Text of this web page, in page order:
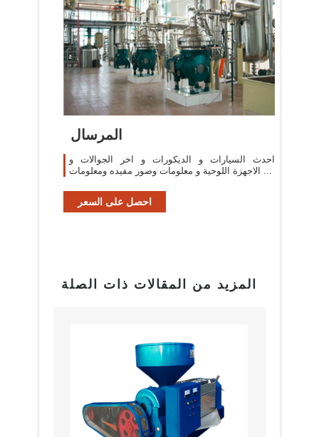
المرسال
احدث السيارات و الديكورات و اخر الجوالات و
الاجهزة اللوحية و معلومات وصور مفيده ومعلومات ...
احصل على السعر
المزيد من المقالات ذات الصلة